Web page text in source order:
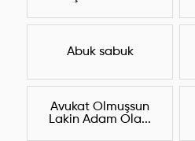
Abuk sabuk
Avukat Olmuşsun
Lakin Adam Ola...